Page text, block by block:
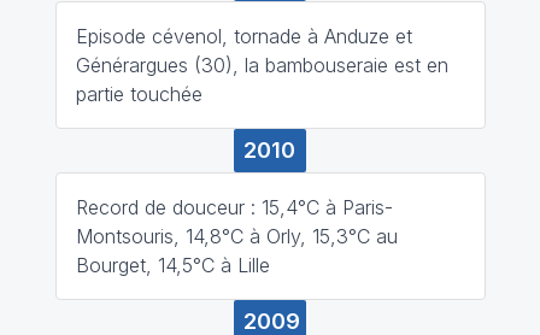
Episode cévenol, tornade à Anduze et
Générargues (30), la bambouseraie est en
partie touchée
2010
Record de douceur : 15,4°C à Paris-
Montsouris, 14,8°C à Orly, 15,3°C au
Bourget, 14,5°C à Lille
2009